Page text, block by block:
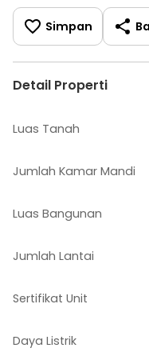
Simpan
Detail Properti
Luas Tanah
Jumlah Kamar Mandi
Luas Bangunan
Jumlah Lantai
Sertifikat Unit
Daya Listrik